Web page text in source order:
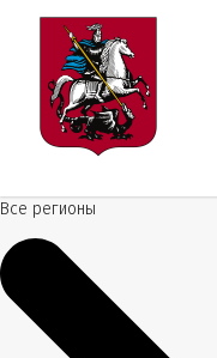
Все регионы